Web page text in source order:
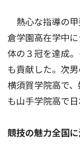
熱心な指導の甲
倉学園高在学中
体の３冠を達成
も貢献した。次
横須賀学院高で
も山手学院高で日
競技の魅力全国